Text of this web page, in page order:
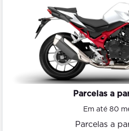
Parcelas a
Em até 80
Parcelas a